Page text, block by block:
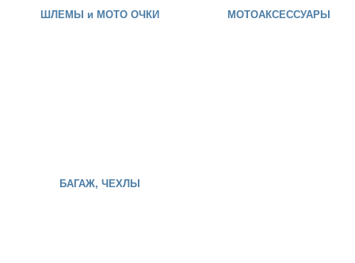
ШЛЕМЫ и МОТО ОЧКИ МОТОАКСЕССУАРЫ
БАГАЖ, ЧЕХЛЫ